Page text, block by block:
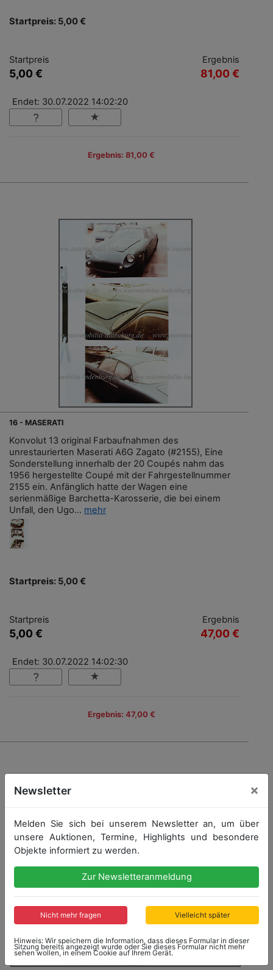
Startpreis: 5,00 €
Startpreis
5,00 €
Ergebnis
81,00 €
Endet: 30.07.2022 14:02:20
Ergebnis: 81,00 €
16 - MASERATI
Konvolut 13 original Farbaufnahmen des
unrestaurierten Maserati A6G Zagato (#2155), Eine
Sonderstellung innerhalb der 20 Coupés nahm das
1956 hergestellte Coupé mit der Fahrgestellnummer
2155 ein. Anfänglich hatte der Wagen eine
serienmäßige Barchetta-Karosserie, die bei einem
Unfall, den Ugo... mehr
Startpreis: 5,00 €
Startpreis
5,00 €
Ergebnis
47,00 €
Endet: 30.07.2022 14:02:30
Ergebnis: 47,00 €
Newsletter ×
Melden Sie sich bei unserem Newsletter an, um über
unsere Auktionen, Termine, Highlights und besondere
Objekte informiert zu werden.
Zur Newsletteranmeldung
Nicht mehr fragen Vielleicht später
Hinweis: Wir speichern die Information, dass dieses Formular in dieser
Sitzung bereits angezeigt wurde oder Sie dieses Formular nicht mehr
sehen wollen, in einem Cookie auf Ihrem Gerät.